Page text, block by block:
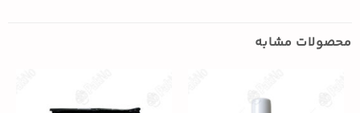
محصولات مشابه